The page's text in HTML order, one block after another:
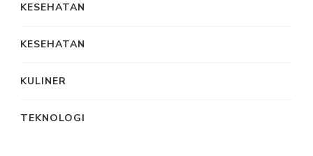
KESEHATAN
KESEHATAN
KULINER
TEKNOLOGI